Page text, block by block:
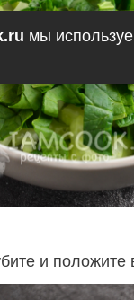
мы
и положите